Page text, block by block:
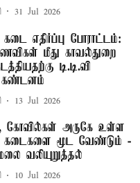
31 Jul 2026
எதிர்ப்பு போராட்டம்:
மீது காவல்துறை
டி.டி.வி
கண்டனம்
13 Jul 2026
கோவில்கள் அருகே உள்ள
கடைகளை மூட வேண்டும் -
வலியுறுத்தல்
10 Jul 2026